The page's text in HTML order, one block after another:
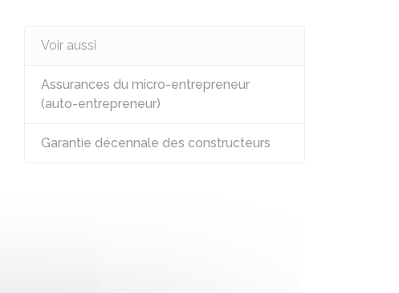
Voir aussi
Assurances du micro-entrepreneur
(auto-entrepreneur)
Garantie décennale des constructeurs